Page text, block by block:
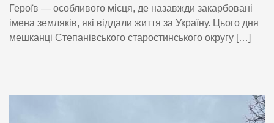
Героїв — особливого місця, де назавжди закарбовані
імена земляків, які віддали життя за Україну. Цього дня
мешканці Степанівського старостинського округу […]